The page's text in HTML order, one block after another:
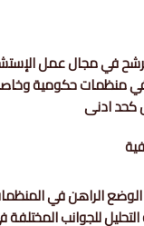
في مجال عمل
منظمات حكومية
كحد ادنى
الوضع الراهن في
للجوانب